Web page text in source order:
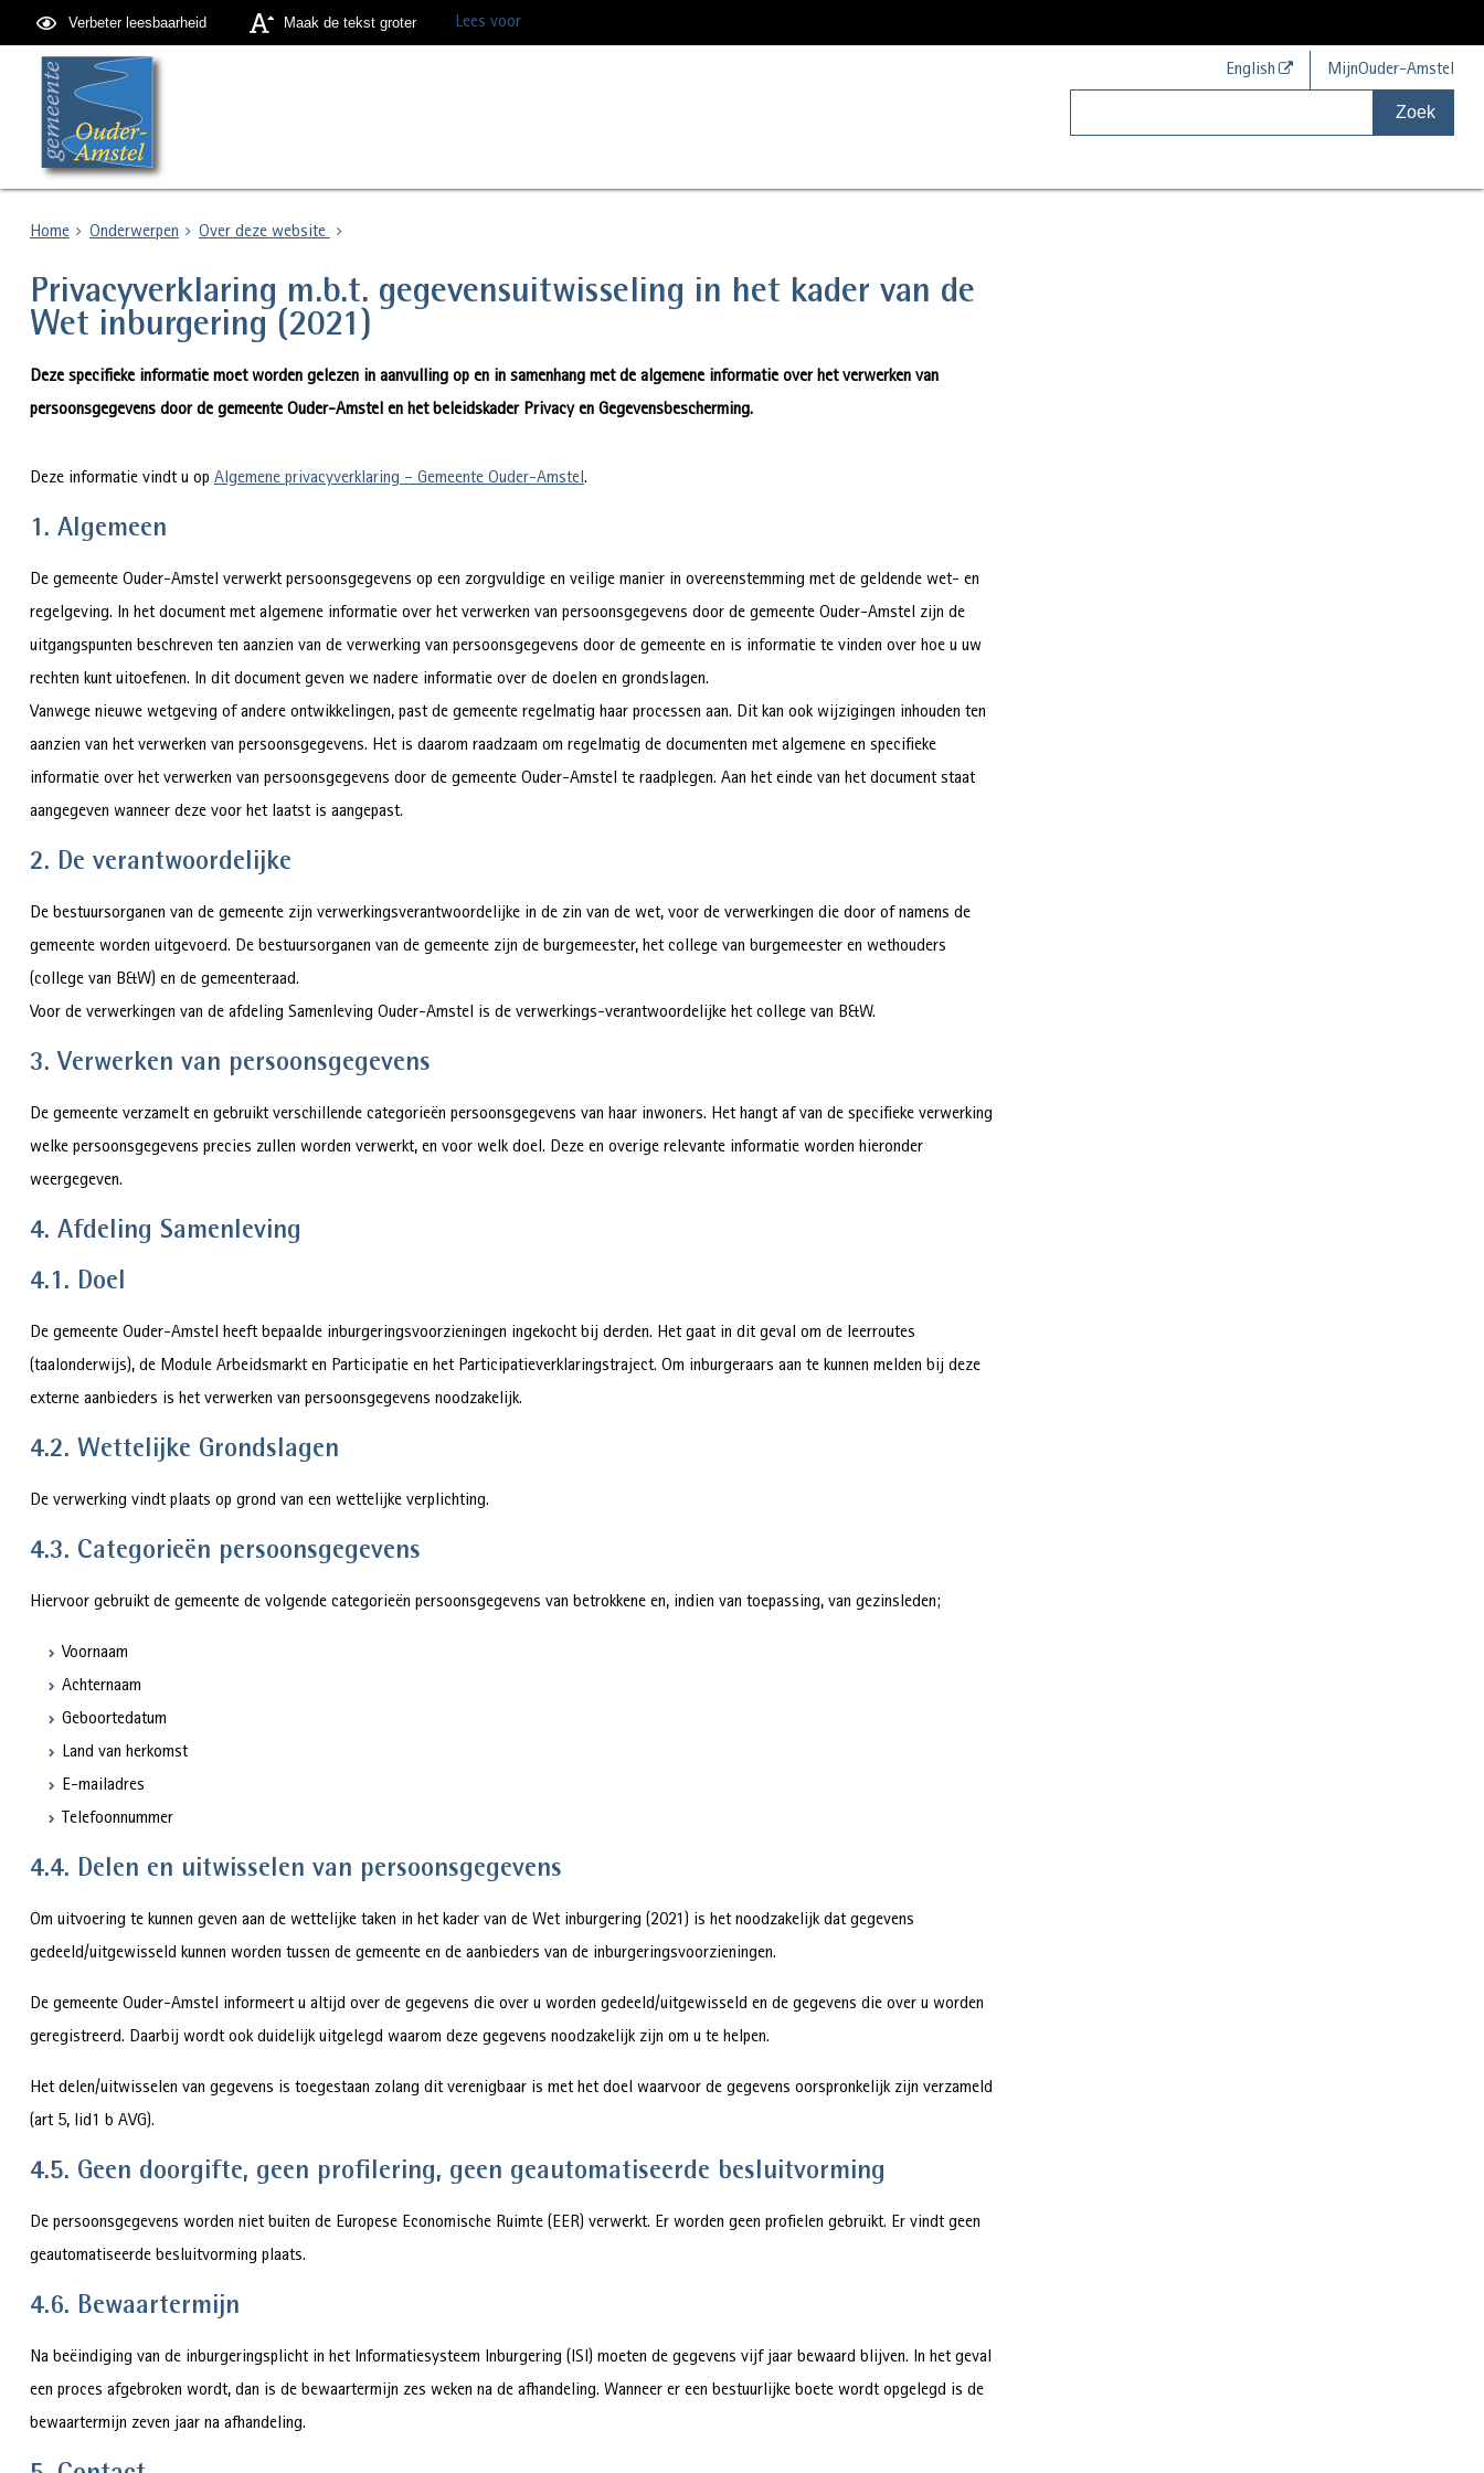
Verbeter leesbaarheid Maak de tekst groter Lees voor
English MijnOuder-Amstel
Zoek
Home Onderwerpen Over deze website
Privacyverklaring m.b.t. gegevensuitwisseling in het kader van de
Wet inburgering (2021)
Deze specifieke informatie moet worden gelezen in aanvulling op en in samenhang met de algemene informatie over het verwerken van
persoonsgegevens door de gemeente Ouder-Amstel en het beleidskader Privacy en Gegevensbescherming.
Deze informatie vindt u op Algemene privacyverklaring – Gemeente Ouder-Amstel.
1. Algemeen
De gemeente Ouder-Amstel verwerkt persoonsgegevens op een zorgvuldige en veilige manier in overeenstemming met de geldende wet- en
regelgeving. In het document met algemene informatie over het verwerken van persoonsgegevens door de gemeente Ouder-Amstel zijn de
uitgangspunten beschreven ten aanzien van de verwerking van persoonsgegevens door de gemeente en is informatie te vinden over hoe u uw
rechten kunt uitoefenen. In dit document geven we nadere informatie over de doelen en grondslagen.
Vanwege nieuwe wetgeving of andere ontwikkelingen, past de gemeente regelmatig haar processen aan. Dit kan ook wijzigingen inhouden ten
aanzien van het verwerken van persoonsgegevens. Het is daarom raadzaam om regelmatig de documenten met algemene en specifieke
informatie over het verwerken van persoonsgegevens door de gemeente Ouder-Amstel te raadplegen. Aan het einde van het document staat
aangegeven wanneer deze voor het laatst is aangepast.
2. De verantwoordelijke
De bestuursorganen van de gemeente zijn verwerkingsverantwoordelijke in de zin van de wet, voor de verwerkingen die door of namens de
gemeente worden uitgevoerd. De bestuursorganen van de gemeente zijn de burgemeester, het college van burgemeester en wethouders
(college van B&W) en de gemeenteraad.
Voor de verwerkingen van de afdeling Samenleving Ouder-Amstel is de verwerkings-verantwoordelijke het college van B&W.
3. Verwerken van persoonsgegevens
De gemeente verzamelt en gebruikt verschillende categorieën persoonsgegevens van haar inwoners. Het hangt af van de specifieke verwerking
welke persoonsgegevens precies zullen worden verwerkt, en voor welk doel. Deze en overige relevante informatie worden hieronder
weergegeven.
4. Afdeling Samenleving
4.1. Doel
De gemeente Ouder-Amstel heeft bepaalde inburgeringsvoorzieningen ingekocht bij derden. Het gaat in dit geval om de leerroutes
(taalonderwijs), de Module Arbeidsmarkt en Participatie en het Participatieverklaringstraject. Om inburgeraars aan te kunnen melden bij deze
externe aanbieders is het verwerken van persoonsgegevens noodzakelijk.
4.2. Wettelijke Grondslagen
De verwerking vindt plaats op grond van een wettelijke verplichting.
4.3. Categorieën persoonsgegevens
Hiervoor gebruikt de gemeente de volgende categorieën persoonsgegevens van betrokkene en, indien van toepassing, van gezinsleden;
Voornaam
Achternaam
Geboortedatum
Land van herkomst
E-mailadres
Telefoonnummer
4.4. Delen en uitwisselen van persoonsgegevens
Om uitvoering te kunnen geven aan de wettelijke taken in het kader van de Wet inburgering (2021) is het noodzakelijk dat gegevens
gedeeld/uitgewisseld kunnen worden tussen de gemeente en de aanbieders van de inburgeringsvoorzieningen.
De gemeente Ouder-Amstel informeert u altijd over de gegevens die over u worden gedeeld/uitgewisseld en de gegevens die over u worden
geregistreerd. Daarbij wordt ook duidelijk uitgelegd waarom deze gegevens noodzakelijk zijn om u te helpen.
Het delen/uitwisselen van gegevens is toegestaan zolang dit verenigbaar is met het doel waarvoor de gegevens oorspronkelijk zijn verzameld
(art 5, lid1 b AVG).
4.5. Geen doorgifte, geen profilering, geen geautomatiseerde besluitvorming
De persoonsgegevens worden niet buiten de Europese Economische Ruimte (EER) verwerkt. Er worden geen profielen gebruikt. Er vindt geen
geautomatiseerde besluitvorming plaats.
4.6. Bewaartermijn
Na beëindiging van de inburgeringsplicht in het Informatiesysteem Inburgering (ISI) moeten de gegevens vijf jaar bewaard blijven. In het geval
een proces afgebroken wordt, dan is de bewaartermijn zes weken na de afhandeling. Wanneer er een bestuurlijke boete wordt opgelegd is de
bewaartermijn zeven jaar na afhandeling.